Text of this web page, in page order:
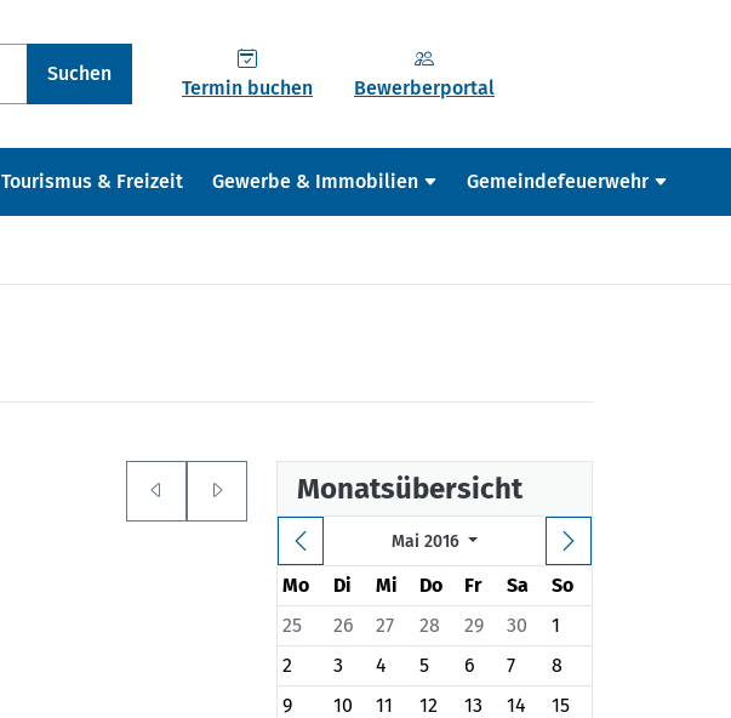
Suchen
Termin buchen Bewerberportal
Tourismus & Freizeit Gewerbe & Immobilien Gemeindefeuerwehr
Monatsübersicht
Mai 2016
Mo Di Mi Do Fr Sa
So
25
26 27 28 29 30
1
2
3 4 5 6 7
8
9
10 11 12 13 14
15